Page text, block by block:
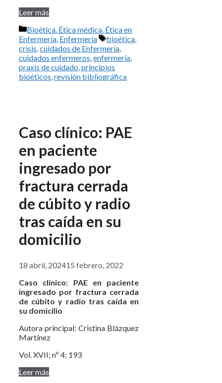
Leer más
Categorías
Bioética. Ética médica. Ética en
Enfermería, Enfermería Etiquetas
bioética,
crisis,cuidados de Enfermería,
cuidados enfermeros,enfermería,
praxis de cuidado,principios
bioéticos,revisión bibliográfica
Caso clínico: PAE
en paciente
ingresado por
fractura cerrada
de cúbito y radio
tras caída en su
domicilio
18 abril, 202415 febrero, 2022
Caso clínico: PAE en paciente
ingresado por fractura cerrada
de cúbito y radio tras caída en
su domicilio
Autora principal: Cristina Blázquez
Martínez
Vol. XVII; nº 4; 193
Leer más